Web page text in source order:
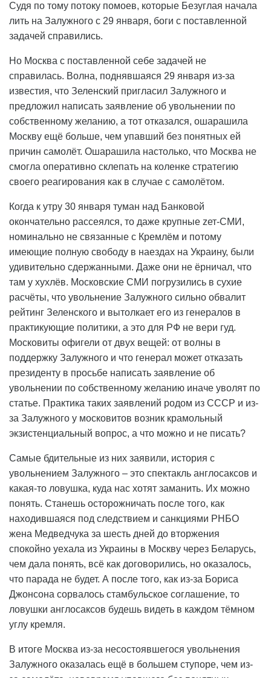
Судя по тому потоку помоев, которые Безуглая начала
лить на Залужного с 29 января, боги с поставленной
задачей справились.
Но Москва с поставленной себе задачей не
справилась. Волна, поднявшаяся 29 января из-за
известия, что Зеленский пригласил Залужного и
предложил написать заявление об увольнении по
собственному желанию, а тот отказался, ошарашила
Москву ещё больше, чем упавший без понятных ей
причин самолёт. Ошарашила настолько, что Москва не
смогла оперативно склепать на коленке стратегию
своего реагирования как в случае с самолётом.
Когда к утру 30 января туман над Банковой
окончательно рассеялся, то даже крупные zет-СМИ,
номинально не связанные с Кремлём и потому
имеющие полную свободу в наездах на Украину, были
удивительно сдержанными. Даже они не ёрничал, что
там у хухлёв. Московские СМИ погрузились в сухие
расчёты, что увольнение Залужного сильно обвалит
рейтинг Зеленского и вытолкает его из генералов в
практикующие политики, а это для РФ не вери гуд.
Московиты офигели от двух вещей: от волны в
поддержку Залужного и что генерал может отказать
президенту в просьбе написать заявление об
увольнении по собственному желанию иначе уволят по
статье. Практика таких заявлений родом из СССР и из-
за Залужного у московитов возник крамольный
экзистенциальный вопрос, а что можно и не писать?
Самые бдительные из них заявили, история с
увольнением Залужного – это спектакль англосаксов и
какая-то ловушка, куда нас хотят заманить. Их можно
понять. Станешь осторожничать после того, как
находившаяся под следствием и санкциями РНБО
жена Медведчука за шесть дней до вторжения
спокойно уехала из Украины в Москву через Беларусь,
чем дала понять, всё как договорились, но оказалось,
что парада не будет. А после того, как из-за Бориса
Джонсона сорвалось стамбульское соглашение, то
ловушки англосаксов будешь видеть в каждом тёмном
углу кремля.
В итоге Москва из-за несостоявшегося увольнения
Залужного оказалась ещё в большем ступоре, чем из-